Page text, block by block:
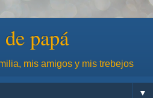
papá
mis amigos y mis trebejos
▼